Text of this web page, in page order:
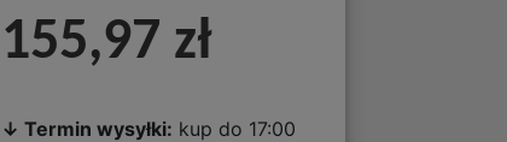
155,97 zł
↓ Termin wysyłki: kup do 17:00